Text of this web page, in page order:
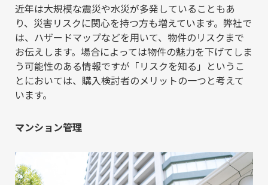
近年は大規模な震災や水災が多発していることもあ
り、災害リスクに関心を持つ方も増えています。弊社で
は、ハザードマップなどを用いて、物件のリスクまで
お伝えします。場合によっては物件の魅力を下げてしま
う可能性のある情報ですが「リスクを知る」というこ
とにおいては、購入検討者のメリットの一つと考えて
います。
マンション管理